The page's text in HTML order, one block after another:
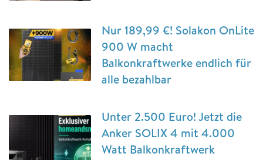
Nur 189,99 €! Solakon OnLite
900 W macht
Balkonkraftwerke endlich für
alle bezahlbar
Unter 2.500 Euro! Jetzt die
Anker SOLIX 4 mit 4.000
Watt Balkonkraftwerk